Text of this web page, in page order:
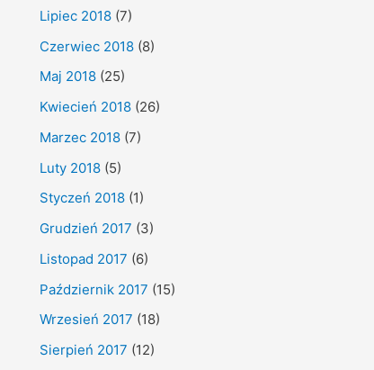
Lipiec 2018 (7)
Czerwiec 2018 (8)
Maj 2018 (25)
Kwiecień 2018 (26)
Marzec 2018 (7)
Luty 2018 (5)
Styczeń 2018 (1)
Grudzień 2017 (3)
Listopad 2017 (6)
Październik 2017 (15)
Wrzesień 2017 (18)
Sierpień 2017 (12)